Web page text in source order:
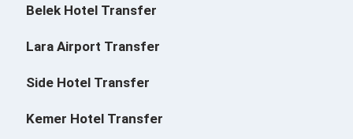
Belek Hotel Transfer
Lara Airport Transfer
Side Hotel Transfer
Kemer Hotel Transfer